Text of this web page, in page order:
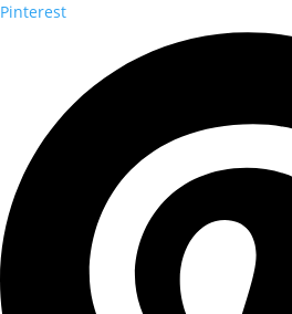
Pinterest